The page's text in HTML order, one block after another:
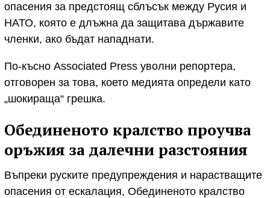
опасения за предстоящ сблъсък между Русия и
НАТО, която е длъжна да защитава държавите
членки, ако бъдат нападнати.
По-късно Associated Press уволни репортера,
отговорен за това, което медията определи като
„шокираща“ грешка.
Обединеното кралство проучва
оръжия за далечни разстояния
Въпреки руските предупреждения и нарастващите
опасения от ескалация, Обединеното кралство